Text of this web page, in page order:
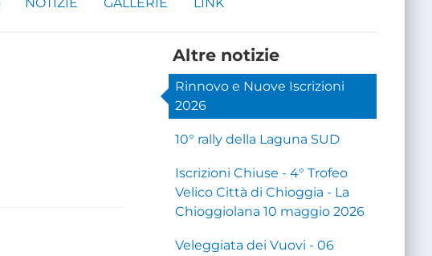
Altre notizie
Rinnovo e Nuove Iscrizioni
2026
10° rally della Laguna SUD
Iscrizioni Chiuse - 4° Trofeo
Velico Città di Chioggia - La
Chioggiolana 10 maggio 2026
Veleggiata dei Vuovi - 06